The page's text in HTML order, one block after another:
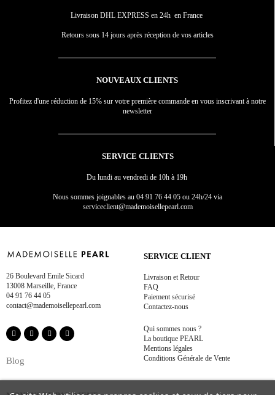
Livraison DHL EXPRESS en 24h en France
Retours sous 14 jours après réception de vos articles
NOUVEAUX CLIENTS
Profitez d'une réduction de 15% sur votre première commande en vous inscrivant à notre
newsletter
SERVICE CLIENTS
Du lundi au vendredi de 10h à 19h
Nous sommes joignables au 04 91 76 44 05 ou 24h/24 via
serviceclient@mademoisellepearl.com
26 Boulevard Emile Sicard
13008 Marseille, France
04 91 76 44 05
contact@mademoisellepearl.com
Blog
SERVICE CLIENT
Livraison et Retour
FAQ
Paiement sécurisé
Contactez-nous
Qui sommes nous ?
La boutique PEARL
Mentions légales
Conditions Générale de Vente